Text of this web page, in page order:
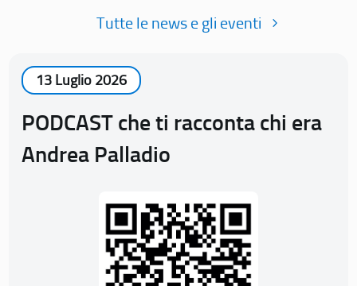
Tutte le news e gli eventi
13 Luglio 2026
PODCAST che ti racconta chi era
Andrea Palladio